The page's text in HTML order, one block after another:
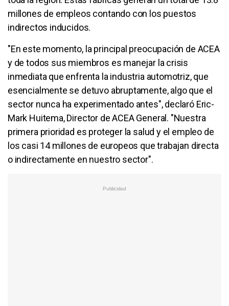
millones de empleos contando con los puestos
indirectos inducidos.
"En este momento, la principal preocupación de ACEA
y de todos sus miembros es manejar la crisis
inmediata que enfrenta la industria automotriz, que
esencialmente se detuvo abruptamente, algo que el
sector nunca ha experimentado antes", declaró Eric-
Mark Huitema, Director de ACEA General. "Nuestra
primera prioridad es proteger la salud y el empleo de
los casi 14 millones de europeos que trabajan directa
o indirectamente en nuestro sector".